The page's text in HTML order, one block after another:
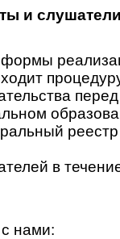
и
в
нами: